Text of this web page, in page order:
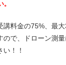
講料金の75%、最
ので、ドローン測
！！